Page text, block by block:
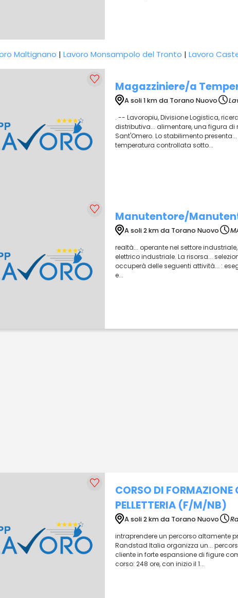
Maltignano | Lavoro Monsampolo del Tronto | Lavoro
Magazziniere/a
A soli 1 km da Torano Nuovo
. -- Lavoropiu, Divisione Logistica,
distributiva... alimentare, una figura
Sant'Omero. Lo stabilimento
temperatura controllata sotto...
Manutentore/
A soli 2 km da Torano Nuovo
realtà... operante nel settore
elettrico industriale. La risorsa...
occuperà delle seguenti attività... :
e...
CORSO DI FORMAZIONE
PELLETTERIA (F/M/NB)
A soli 2 km da Torano Nuovo
intraprendere un percorso altamente
Randstad Italia organizza un...
cliente in forte espansione di figure
corso: 248 ore, con inizio il 1...